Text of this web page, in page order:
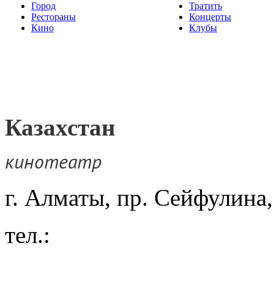
Город
Рестораны
Кино
Тратить
Концерты
Клубы
Казахстан
кинотеатр
г. Алматы, пр.
тел.: